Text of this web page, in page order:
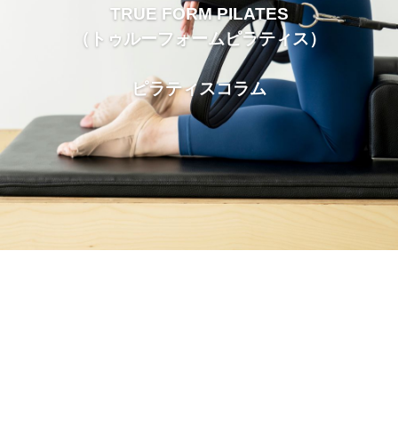
TRUE FORM PILATES
（トゥルーフォームピラティス）
ピラティスコラム